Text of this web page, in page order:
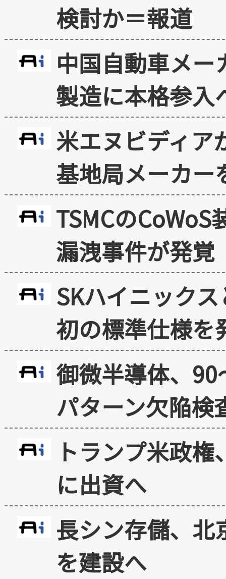
検討か＝報道
中国自動車メ
製造に本格参入
米エヌビディア
基地局メーカー
TSMCの
漏洩事件が発覚
SKハイニック
初の標準仕様を
御微半導体、
パターン欠陥検
トランプ米政
に出資へ
長シン存儲、北
を建設へ